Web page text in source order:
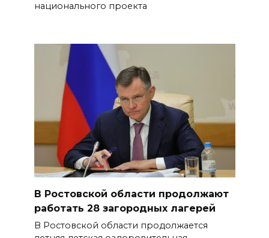
национального проекта
В Ростовской области продолжают
работать 28 загородных лагерей
В Ростовской области продолжается